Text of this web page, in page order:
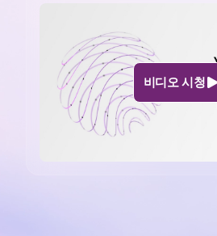
비디오 시청